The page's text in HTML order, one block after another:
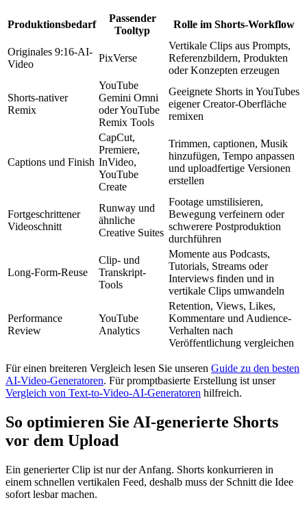
Produktionsbedarf
Passender
Tooltyp
Rolle im Shorts-Workflow
Originales 9:16-AI-
Video
PixVerse
Vertikale Clips aus Prompts,
Referenzbildern, Produkten
oder Konzepten erzeugen
Shorts-nativer
Remix
YouTube
Gemini Omni
oder YouTube
Remix Tools
Geeignete Shorts in YouTubes
eigener Creator-Oberfläche
remixen
Captions und Finish
CapCut,
Premiere,
InVideo,
YouTube
Create
Trimmen, captionen, Musik
hinzufügen, Tempo anpassen
und uploadfertige Versionen
erstellen
Fortgeschrittener
Videoschnitt
Runway und
ähnliche
Creative Suites
Footage umstilisieren,
Bewegung verfeinern oder
schwerere Postproduktion
durchführen
Long-Form-Reuse
Clip- und
Transkript-
Tools
Momente aus Podcasts,
Tutorials, Streams oder
Interviews finden und in
vertikale Clips umwandeln
Performance
Review
YouTube
Analytics
Retention, Views, Likes,
Kommentare und Audience-
Verhalten nach
Veröffentlichung vergleichen
Für einen breiteren Vergleich lesen Sie unseren Guide zu den besten
AI-Video-Generatoren. Für promptbasierte Erstellung ist unser
Vergleich von Text-to-Video-AI-Generatoren hilfreich.
So optimieren Sie AI-generierte Shorts
vor dem Upload
Ein generierter Clip ist nur der Anfang. Shorts konkurrieren in
einem schnellen vertikalen Feed, deshalb muss der Schnitt die Idee
sofort lesbar machen.